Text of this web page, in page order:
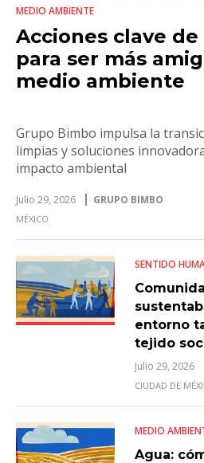
MEDIO AMBIENTE
Acciones clave
para ser más
medio ambiente
Grupo Bimbo impulsa la
limpias y soluciones
impacto ambiental
Julio 29, 2026 GRUPO BIMBO
MÉXICO
SENTIDO
entorno
tejido
Julio 29, 2026
CIUDAD DE
MEDIO
Agua: